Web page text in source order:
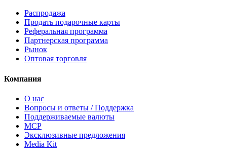
Распродажа
Продать подарочные карты
Реферальная программа
Партнерская программа
Рынок
Оптовая торговля
Компания
О нас
Вопросы и ответы / Поддержка
Поддерживаемые валюты
MCP
Эксклюзивные предложения
Media Kit